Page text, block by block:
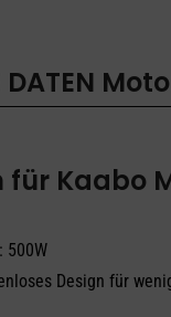
Kaabo
: 500W
Design für